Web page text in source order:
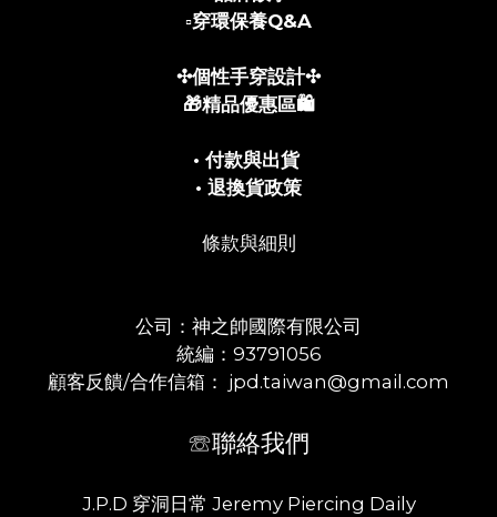
▫️穿環保養Q&A
✣個性手穿設計✣
🎁精品優惠區🛍️
• 付款與出貨
• 退換貨政策
條款與細則
公司：神之帥國際有限公司
統編：93791056
顧客反饋/合作信箱： jpd.taiwan@gmail.com
☏聯絡我們
J.P.D 穿洞日常 Jeremy Piercing Daily